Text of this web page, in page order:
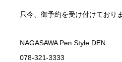
只今、御予約を受け付けており
NAGASAWA Pen Style DEN
078-321-3333